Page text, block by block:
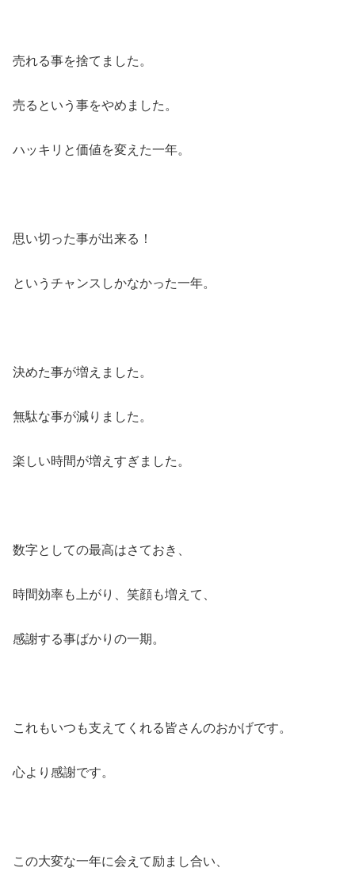
売れる事を捨てました。
売るという事をやめました。
ハッキリと価値を変えた一年。
思い切った事が出来る！
というチャンスしかなかった一年。
決めた事が増えました。
無駄な事が減りました。
楽しい時間が増えすぎました。
数字としての最高はさておき、
時間効率も上がり、笑顔も増えて、
感謝する事ばかりの一期。
これもいつも支えてくれる皆さんのおかげです。
心より感謝です。
この大変な一年に会えて励まし合い、